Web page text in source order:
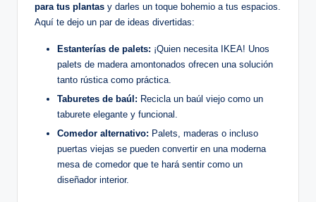
para tus plantas y darles un toque bohemio a tus espacios.
Aquí te dejo un par de ideas divertidas:
Estanterías de palets: ¡Quien necesita IKEA! Unos
palets de madera amontonados ofrecen una solución
tanto rústica como práctica.
Taburetes de baúl: Recicla un baúl viejo como un
taburete elegante y funcional.
Comedor alternativo: Palets, maderas o incluso
puertas viejas se pueden convertir en una moderna
mesa de comedor que te hará sentir como un
diseñador interior.